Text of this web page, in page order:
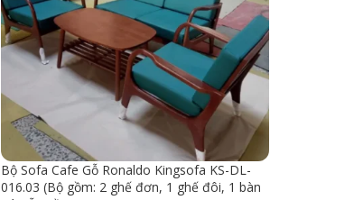
Bộ Sofa Cafe Gỗ Ronaldo Kingsofa KS-DL-
016.03 (Bộ gồm: 2 ghế đơn, 1 ghế đôi, 1 bàn